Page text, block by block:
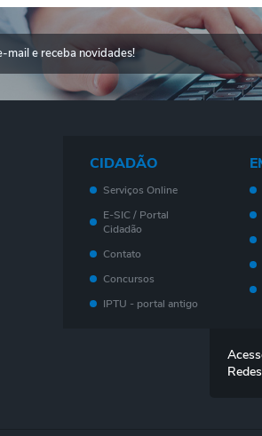
CIDADÃO
Serviços Online
E-SIC / Portal
Cidadão
Contato
Concursos
IPTU - portal antigo